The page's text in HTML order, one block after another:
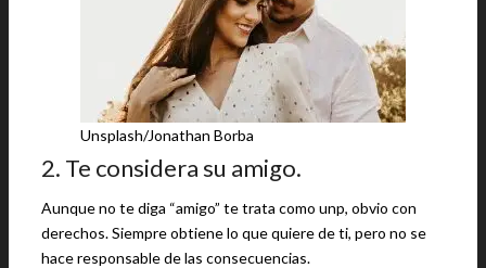
Unsplash/Jonathan Borba
2. Te considera su amigo.
Aunque no te diga “amigo” te trata como unp, obvio con
derechos. Siempre obtiene lo que quiere de ti, pero no se
hace responsable de las consecuencias.